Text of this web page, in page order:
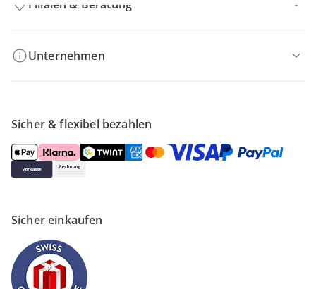
Filialen & Beratung
Unternehmen
Sicher & flexibel bezahlen
Sicher einkaufen